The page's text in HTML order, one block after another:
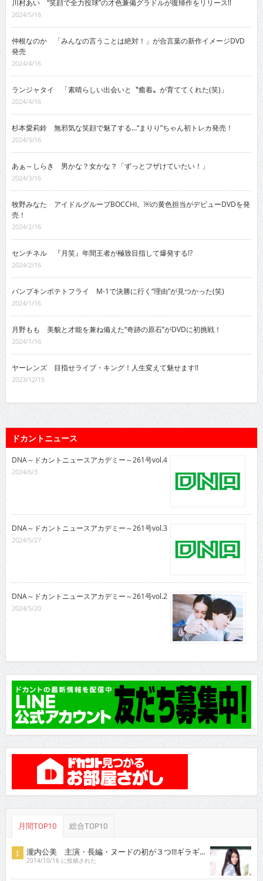
川村あい “笑顔で全力投球”の才色兼備グラドルが復帰作をリリース!!
2024/5/16
仲根なのか 「みんなの言うことは絶対！」が合言葉の新作イメージDVD
発売
2024/4/16
ランジャタイ 「素晴らしい出会いと〝癒着〟が育ててくれた(笑)」
2024/4/16
杉本愛莉鈴 無邪気な笑顔で魅了する…“まりり”ちゃん初トレカ発売！
2024/3/16
あぁ～しらき 男かな？女かな？「ずっとフザけていたい！」
2024/3/16
牧野みなた アイドルグループBOCCHI。￼の黄色担当がデビューDVDを発
売！
2024/2/16
センチネル 『月笑』年間王者が極致目指して爆発する!?
2024/2/16
パンプキンポテトフライ M-1で決勝に行く“理由”が見つかった(笑)
2024/1/16
月野もも 美貌と才能を兼ね備えた“奇跡の原石”がDVDに初挑戦！
2024/1/16
ヤーレンズ 目指せライブ・キング！人生変えて魅せます!!
2023/12/15
ドカントニュース
DNA～ドカントニュースアカデミー～261号vol.4
2024/6/3
DNA～ドカントニュースアカデミー～261号vol.3
2024/5/27
DNA～ドカントニュースアカデミー～261号vol.2
2024/5/20
月間TOP10 総合TOP10
瀧内公美 主演・長編・ヌードの初が３つ!!!ギラギ...
2014/10/16 に投稿された